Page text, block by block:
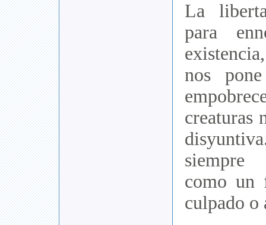
La
para
nos
creaturas
siempre
como un
culpado o